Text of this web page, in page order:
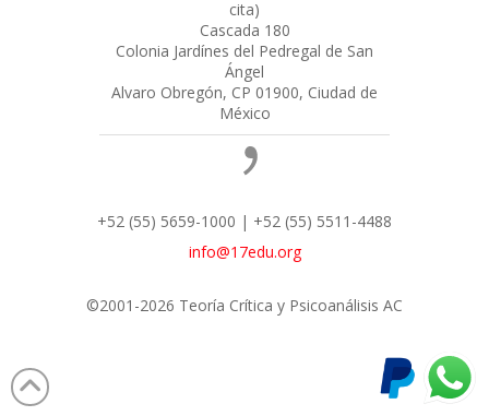
cita)
Cascada 180
Colonia Jardínes del Pedregal de San
Ángel
Alvaro Obregón, CP 01900, Ciudad de
México
+52 (55) 5659-1000 | +52 (55) 5511-4488
info@17edu.org
©2001-2026 Teoría Crítica y Psicoanálisis AC